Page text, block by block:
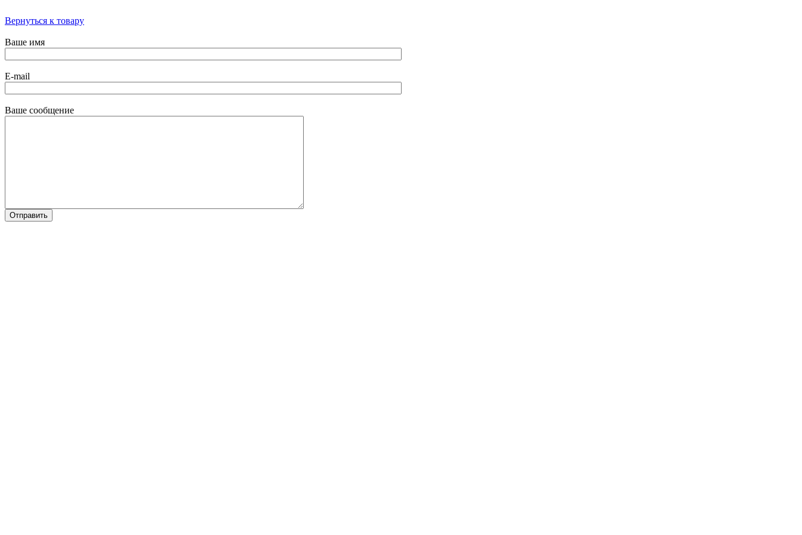
Вернуться к товару
Ваше имя
E-mail
Ваше сообщение